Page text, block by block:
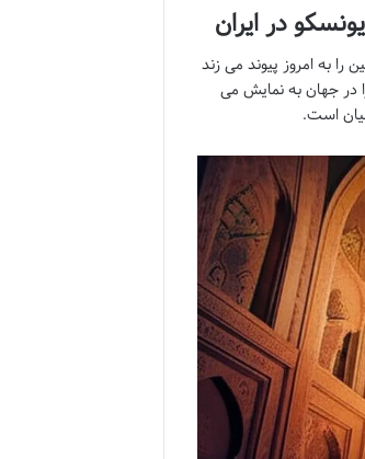
در ایران
به امروز پیوند می زند
در جهان به نمایش می
است.